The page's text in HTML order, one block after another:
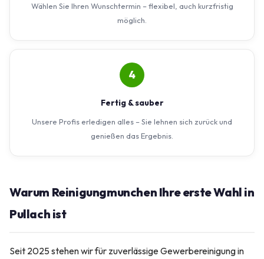
Wählen Sie Ihren Wunschtermin – flexibel, auch kurzfristig
möglich.
4
Fertig & sauber
Unsere Profis erledigen alles – Sie lehnen sich zurück und
genießen das Ergebnis.
Warum Reinigungmunchen Ihre erste Wahl in
Pullach ist
Seit 2025 stehen wir für zuverlässige Gewerbereinigung in